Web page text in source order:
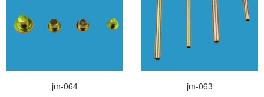
jm-064 jm-063